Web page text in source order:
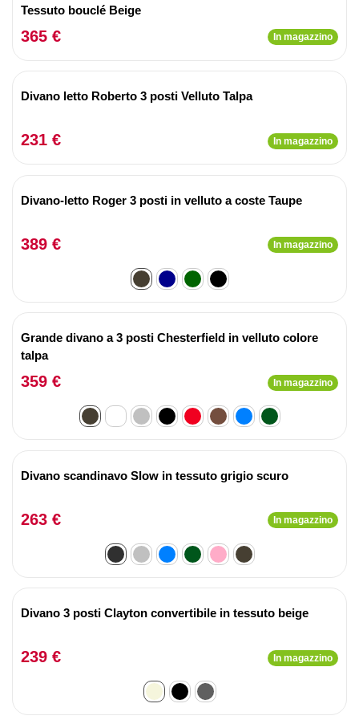
Tessuto bouclé Beige
365 € In magazzino
Divano letto Roberto 3 posti Velluto Talpa
231 € In magazzino
Divano-letto Roger 3 posti in velluto a coste Taupe
389 € In magazzino
Grande divano a 3 posti Chesterfield in velluto colore
talpa
359 € In magazzino
Divano scandinavo Slow in tessuto grigio scuro
263 € In magazzino
Divano 3 posti Clayton convertibile in tessuto beige
239 € In magazzino